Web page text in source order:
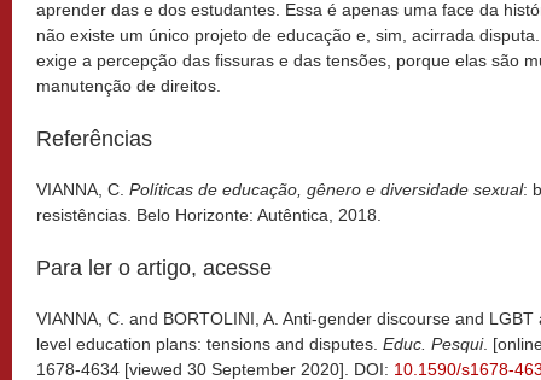
aprender das e dos estudantes. Essa é apenas uma face da
não existe um único projeto de educação e, sim, acirrada
exige a percepção das fissuras e das tensões, porque elas são
manutenção de direitos.
Referências
VIANNA, C. Políticas de educação, gênero e diversidade sexual:
resistências. Belo Horizonte: Autêntica, 2018.
Para ler o artigo, acesse
VIANNA, C. and BORTOLINI, A. Anti-gender discourse and
level education plans: tensions and disputes. Educ. Pesqui.
1678-4634 [viewed 30 September 2020]. DOI: 10.1590/s1678-